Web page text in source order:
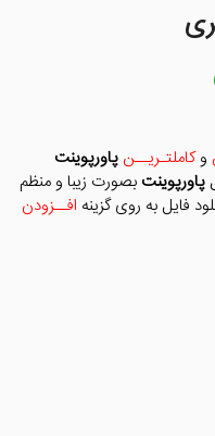
است.
وکاملتـریــن پاورپوینت
پاورپوینت بصورت زیبا و منظم
فایل به روی گزینه افــزودن